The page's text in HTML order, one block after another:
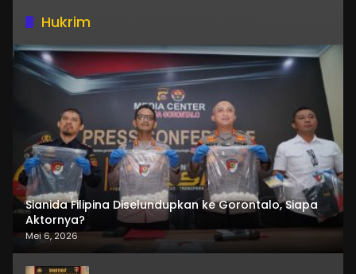
Hukrim
Sianida Filipina Diselundupkan ke Gorontalo, Siapa
Aktornya?
Mei 6, 2026